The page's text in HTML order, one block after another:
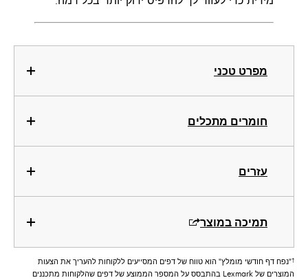
מפרט טכני
חומרים מתכלים
עזרים
תמיכה במוצר
†"נפח דף חודשי מומלץ" הוא טווח של דפים המסייעים ללקוחות להעריך את הצעות
המוצרים של Lexmark בהתבסס על המספר הממוצע של דפים שהלקוחות מתכננים